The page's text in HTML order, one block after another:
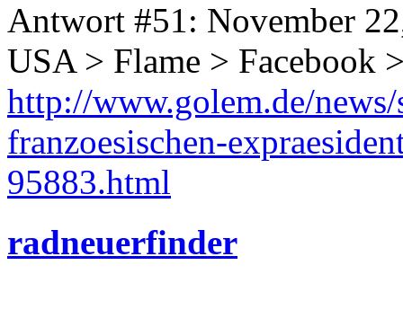
Antwort #51: November
USA > Flame > Facebook
http://www.golem.de/
franzoesischen-
95883.html
radneuerfinder